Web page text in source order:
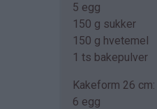
5 egg
150 g sukker
150 g hvetemel
1 ts bakepulver
Kakeform 26 cm:
6 egg